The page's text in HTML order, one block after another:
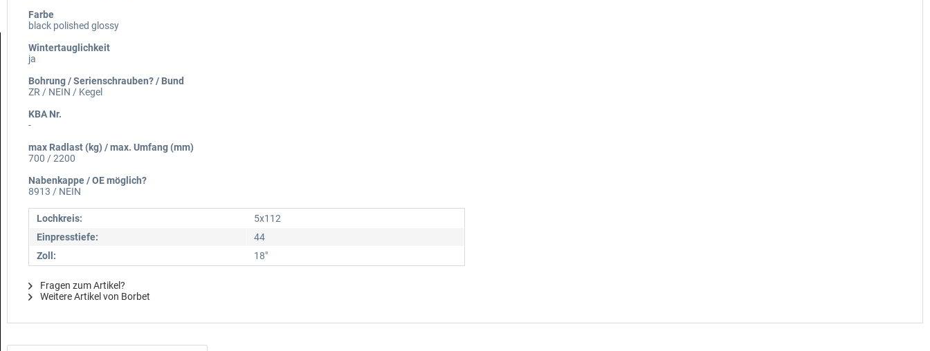
Farbe
black polished glossy
Wintertauglichkeit
ja
Bohrung / Serienschrauben? / Bund
ZR / NEIN / Kegel
KBA Nr.
-
max Radlast (kg) / max. Umfang (mm)
700 / 2200
Nabenkappe / OE möglich?
8913 / NEIN
Lochkreis:
5x112
Einpresstiefe:
44
Zoll:
18"
Fragen zum Artikel?
Weitere Artikel von Borbet